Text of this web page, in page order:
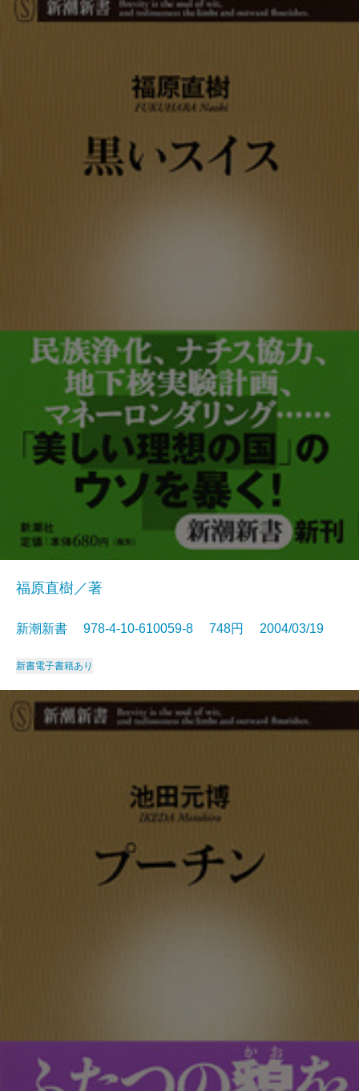
福原直樹／著
新潮新書 978-4-10-610059-8 748円 2004/03/19
新書電子書籍あり